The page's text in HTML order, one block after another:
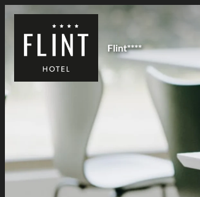
Flint****